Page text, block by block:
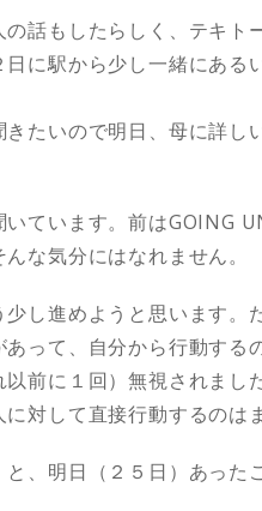
話もしたらしく、テキト
に駅から少し一緒にあ
たいので明日、母に詳し
ています。前はGOING
な気分にはなれません。
し進めようと思います
って、自分から行動する
前に１回）無視されま
対して直接行動するのは
、明日（２５日）あった